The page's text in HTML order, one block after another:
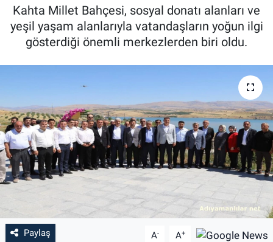
Kahta Millet Bahçesi, sosyal donatı alanları ve
yeşil yaşam alanlarıyla vatandaşların yoğun ilgi
gösterdiği önemli merkezlerden biri oldu.
Paylaş A- A+
Bölge Haberleri
Gündem
Sağlık
Özel Haber
Kültür Sanat
Ekonomi
Süper Lig Puan Durumu ve Fikstür
Tüm Manşetler
Haber Arşivi